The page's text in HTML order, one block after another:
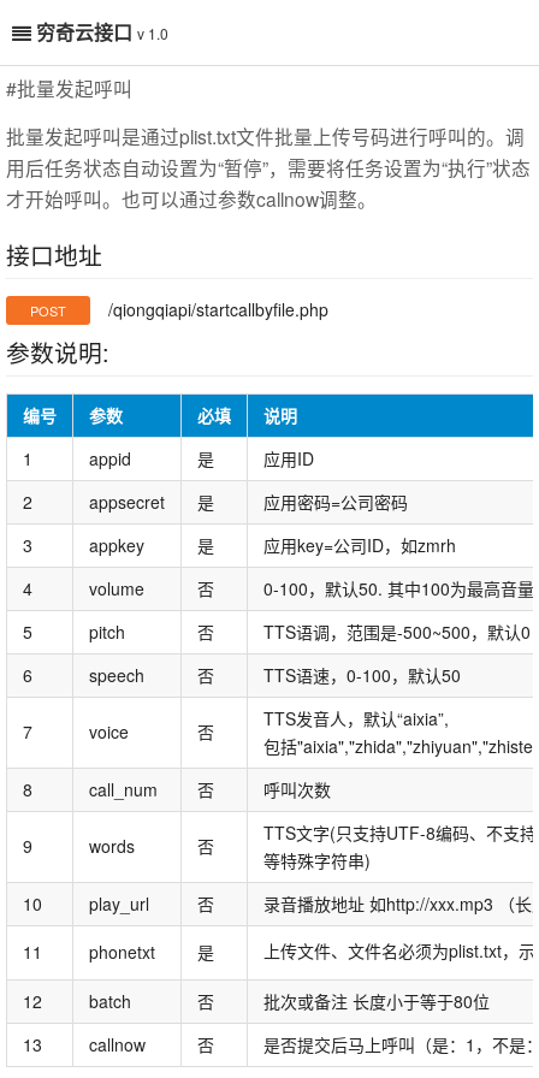
穷奇云接口 v 1.0
#批量发起呼叫
批量发起呼叫是通过plist.txt文件批量上传号码进行呼叫的。调
用后任务状态自动设置为“暂停”，需要将任务设置为“执行”状态
才开始呼叫。也可以通过参数callnow调整。
接口地址
POST /qiongqiapi/startcallbyfile.php
参数说明:
编号 参数 必填
说明
1
appid 是
应用ID
2
appsecret 是
应用密码=公司密码
3
appkey 是
应用key=公司ID，如zmrh
4
volume 否
0-100，默认50. 其中100为最⾼⾳
5
pitch 否
TTS语调，范围是-500~500，默认0
6
speech 否 TTS语速，0-100，默认50
7 voice 否
TTS发音人，默认“aixia”,
包括
8
call_num 否 呼叫次数
9 words 否
TTS文字(只支持UTF-8编码、不支持
等特殊字符串)
10
play_url 否
录音播放地址 如http://xxx.mp3 （长
11
phonetxt 是 上传文件、文件名必须为plist.txt，
12 batch 否
批次或备注 长度小于等于80位
13
callnow 否 是否提交后马上呼叫（是：1，不是